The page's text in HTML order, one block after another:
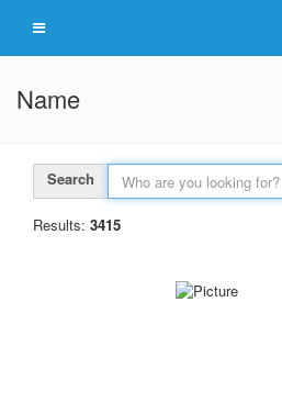
Name
Search
Results: 3415